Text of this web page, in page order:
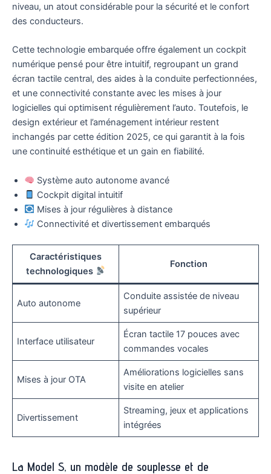
niveau, un atout considérable pour la sécurité et le confort
des conducteurs.
Cette technologie embarquée offre également un cockpit
numérique pensé pour être intuitif, regroupant un grand
écran tactile central, des aides à la conduite perfectionnées,
et une connectivité constante avec les mises à jour
logicielles qui optimisent régulièrement l’auto. Toutefois, le
design extérieur et l’aménagement intérieur restent
inchangés par cette édition 2025, ce qui garantit à la fois
une continuité esthétique et un gain en fiabilité.
Système auto autonome avancé
Cockpit digital intuitif
Mises à jour régulières à distance
Connectivité et divertissement embarqués
Caractéristiques
technologiques
Fonction
Auto autonome
Conduite assistée de niveau
supérieur
Interface utilisateur
Écran tactile 17 pouces avec
commandes vocales
Mises à jour OTA
Améliorations logicielles sans
visite en atelier
Divertissement
Streaming, jeux et applications
intégrées
La Model S, un modèle de souplesse et de